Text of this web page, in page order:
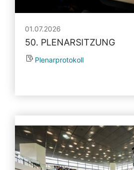
01.07.2026
50. PLENARSITZUNG
Plenarprotokoll